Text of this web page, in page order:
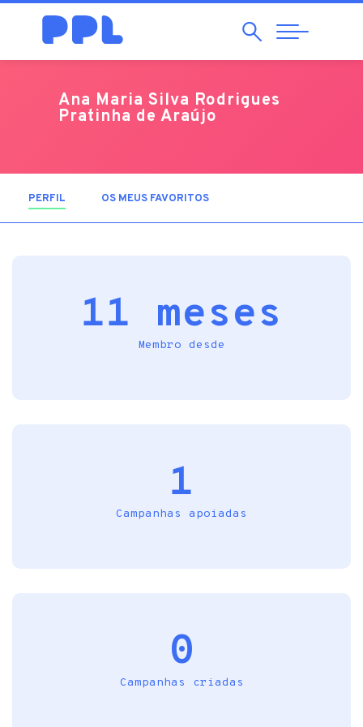
Pesquisar
Abrir
Navegação
Ana Maria Silva Rodrigues
Pratinha de Araújo
PERFIL (SEPARADOR ATIVO)
OS MEUS FAVORITOS
11 meses
Membro desde
1
Campanhas apoiadas
0
Campanhas criadas